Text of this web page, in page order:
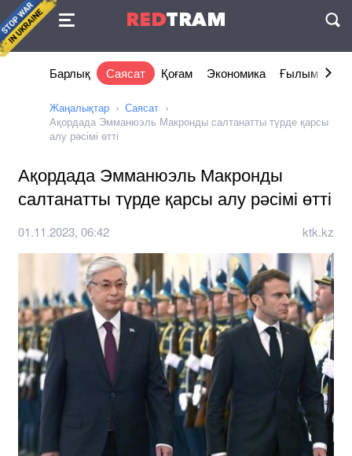
REDTRAM
Келісімі
Барлық Саясат Қоғам Экономика Ғылым және
Жаңалықтар
Саясат
Ақордада Эмманюэль Макронды салтанатты түрде қарсы
алу рәсімі өтті
Ақордада Эмманюэль Макронды
салтанатты түрде қарсы алу рәсімі өтті
01.11.2023, 06:42 ktk.kz